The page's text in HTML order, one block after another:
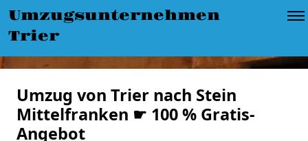
Umzugsunternehmen
Trier
Umzug von Trier nach Stein
Mittelfranken ☛ 100 % Gratis-
Angebot